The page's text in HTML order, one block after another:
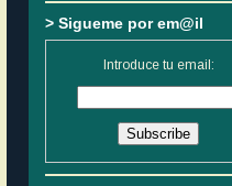
> Sigueme por em@il
Introduce tu email: